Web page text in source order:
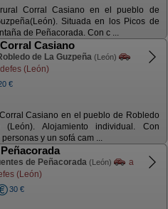
Corral Casiano en el pueblo de
Situada en los Picos de
de Peñacorada. Con c ...
Casiano
de La Guzpeña (León)
(León)
€
Casiano en el pueblo de Robledo
Alojamiento individual. Con
y un sofá cam ...
de Peñacorada (León)
a
(León)
30 €